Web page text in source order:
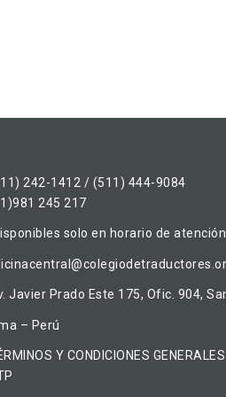
242-1412 / (511) 444-9084
245 217
solo en horario de
Javier Prado Este 175, Ofic. 904,
– Perú
Y CONDICIONES